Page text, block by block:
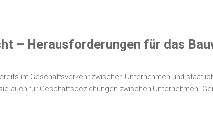
– Her­aus­for­de­run­gen für das
im Geschäfts­ver­kehr zwi­schen Unter­neh­men und
auch für Geschäfts­be­zie­hun­gen zwi­schen Unter­neh­men.